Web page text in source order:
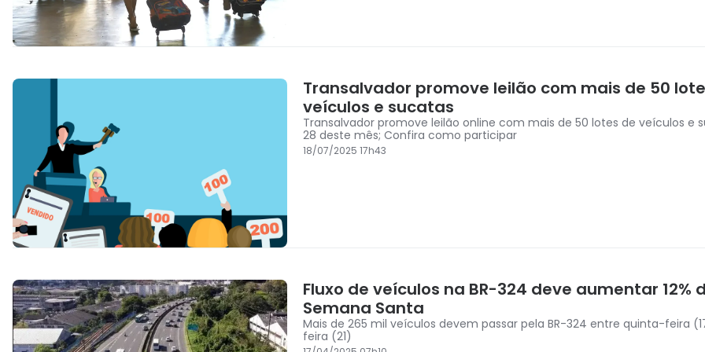
Transalvador promove leilão com mais de 50
veículos e sucatas
Transalvador promove leilão online com mais de 50 lotes de veículos e
28 deste mês; Confira como participar
18/07/2025 17h43
Fluxo de veículos na BR-324 deve aumentar 12%
Semana Santa
Mais de 265 mil veículos devem passar pela BR-324 entre quinta-feira
feira (21)